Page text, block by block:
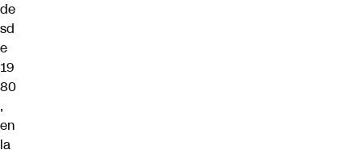
de
sd
e
19
80
,
en
la